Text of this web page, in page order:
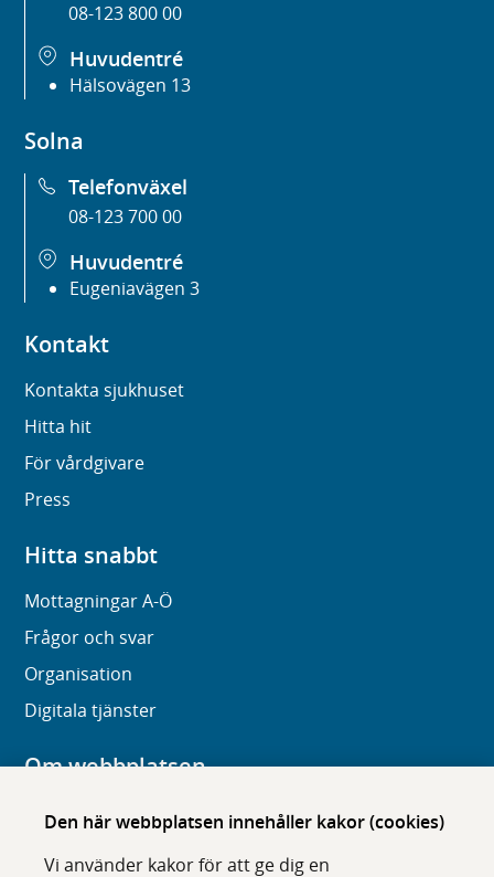
Den här webbplatsen innehåller kakor (cookies)
Vi använder kakor för att ge dig en
08-123 800 00
Huvudentré
Hälsovägen 13
Solna
Telefonväxel
08-123 700 00
Huvudentré
Eugeniavägen 3
Kontakt
Kontakta sjukhuset
Hitta hit
För vårdgivare
Press
Hitta snabbt
Mottagningar A-Ö
Frågor och svar
Organisation
Digitala tjänster
Om webbplatsen
Om karolinska.se